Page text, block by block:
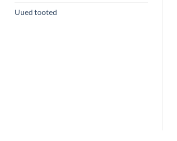
Uued tooted